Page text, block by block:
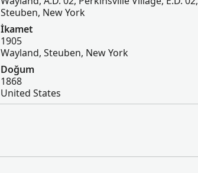
Steuben, New York
İkamet
1905
Wayland, Steuben, New York
Doğum
1868
United States